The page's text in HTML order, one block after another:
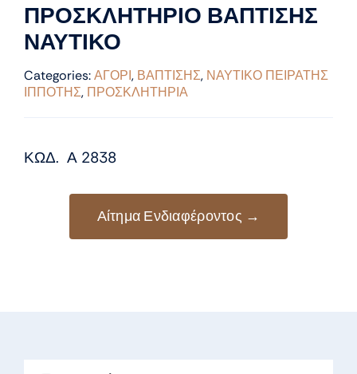
ΠΡΟΣΚΛΗΤΗΡΙΟ ΒΑΠΤΙΣΗΣ
ΝΑΥΤΙΚΟ
Categories:ΑΓΟΡΙ, ΒΑΠΤΙΣΗΣ, ΝΑΥΤΙΚΟ ΠΕΙΡΑΤΗΣ
ΙΠΠΟΤΗΣ, ΠΡΟΣΚΛΗΤΗΡΙΑ
ΚΩΔ. Α 2838
Αίτημα Ενδιαφέροντος →